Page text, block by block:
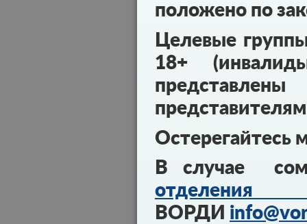
положено по
Целевые
18+
Остерегайтесь
В случае
отделения
ВОРДИ